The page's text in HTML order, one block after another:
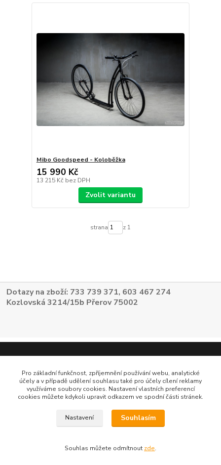
Mibo Goodspeed - Koloběžka
15 990 Kč
13 215 Kč bez DPH
Zvolit variantu
strana z 1
Dotazy na zboží: 733 739 371, 603 467 274
Kozlovská 3214/15b Přerov 75002
Pro základní funkčnost, zpříjemnění používání webu, analytické
účely a v případě udělení souhlasu také pro účely cílení reklamy
využíváme soubory cookies. Nastavení vlastních preferencí
cookies můžete kdykoli upravit odkazem ve spodní části stránek.
Nastavení Souhlasím
Souhlas můžete odmítnout zde.